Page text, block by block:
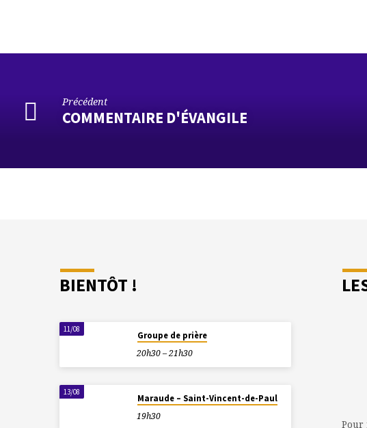
Précédent
COMMENTAIRE D'ÉVANGILE
BIENTÔT !
11/08
Groupe de prière
20h30 – 21h30
13/08
Maraude – Saint-Vincent-de-Paul
19h30
Pour